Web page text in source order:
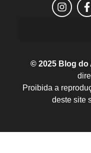
© 2025 Blog do
Proibida a
deste site